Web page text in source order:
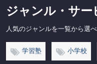
ジャンル・サー
人気のジャンルを一覧から選
学習塾 小学校